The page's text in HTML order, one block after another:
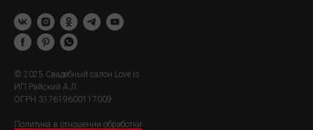
© 2025 Свадебный салон Love is
ИП Райский А.Л.
ОГРН 317619600117009
Политика в отношении обработки